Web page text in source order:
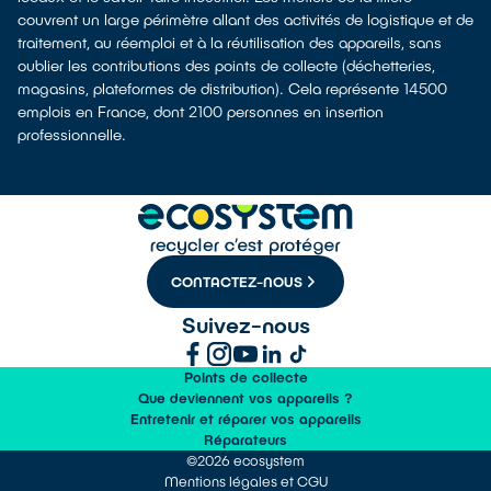
couvrent un large périmètre allant des activités de logistique et de
traitement, au réemploi et à la réutilisation des appareils, sans
oublier les contributions des points de collecte (déchetteries,
magasins, plateformes de distribution). Cela représente 14500
emplois en France, dont 2100 personnes en insertion
professionnelle.
CONTACTEZ-NOUS
Suivez-nous
Points de collecte
Que deviennent vos appareils ?
Entretenir et réparer vos appareils
Réparateurs
©2026 ecosystem
Mentions légales et CGU